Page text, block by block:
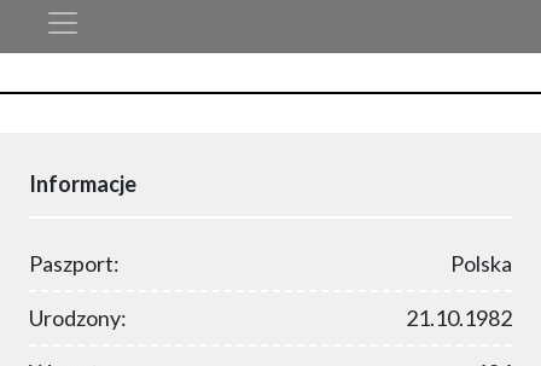
Informacje
Paszport: Polska
Urodzony: 21.10.1982